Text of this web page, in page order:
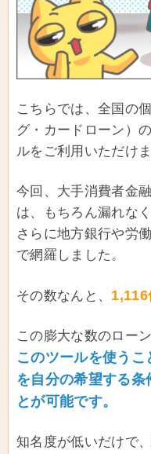
こちらでは、全国の
グ・カードローン）
ルをご利用いただけま
今回、大手消費者金
は、もちろん漏れな
さらに地方銀行や労
で網羅しました。
その数なんと、 1,116
この膨大な数のロー
このツールを使う
を自分の希望する条
とが可能です。
知名度が低いだけで